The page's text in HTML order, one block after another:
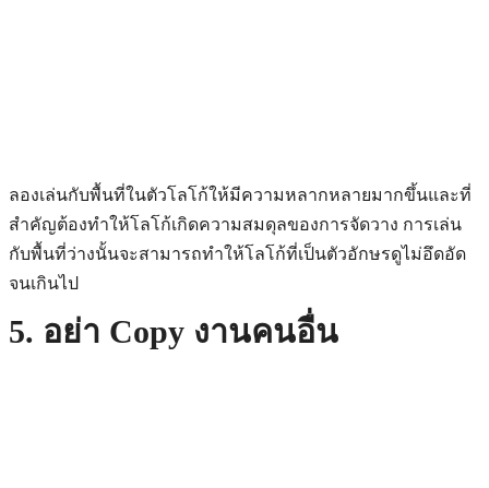
ลองเล่นกับพื้นที่ในตัวโลโก้ให้มีความหลากหลายมากขึ้นและที่
สำคัญต้องทำให้โลโก้เกิดความสมดุลของการจัดวาง การเล่น
กับพื้นที่ว่างนั้นจะสามารถทำให้โลโก้ที่เป็นตัวอักษรดูไม่อึดอัด
จนเกินไป
5. อย่า Copy งานคนอื่น